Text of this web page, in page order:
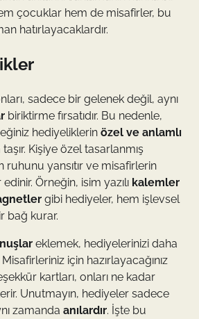
çocuklar hem de misafirler, bu
hatırlayacaklardır.
sadece bir gelenek değil, aynı
biriktirme fırsatıdır. Bu nedenle,
hediyeliklerin özel ve anlamlı
Kişiye özel tasarlanmış
ruhunu yansıtır ve misafirlerin
Örneğin, isim yazılı kalemler
gibi hediyeler, hem işlevsel
bağ kurar.
eklemek, hediyelerinizi daha
Misafirleriniz için hazırlayacağınız
kartları, onları ne kadar
Unutmayın, hediyeler sadece
zamanda anılardır. İşte bu